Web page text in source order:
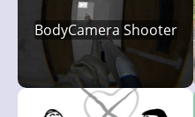
BodyCamera Shooter